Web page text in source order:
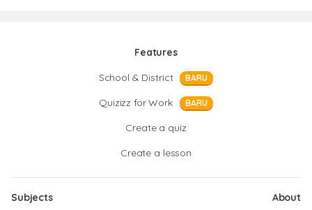
Features
School & District
BARU
Quizizz for Work BARU
Create a quiz
Create a lesson
Subjects
About